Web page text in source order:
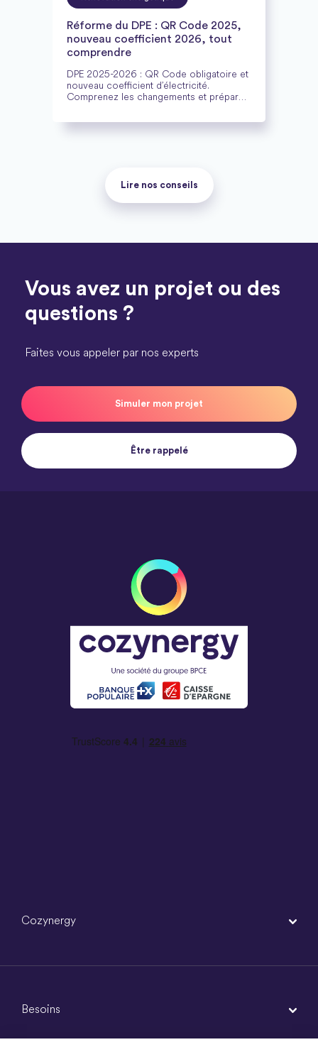
Réforme du DPE : QR Code 2025,
nouveau coefficient 2026, tout
comprendre
DPE 2025-2026 : QR Code obligatoire et
nouveau coefficient d’électricité.
Comprenez les changements et préparez
Lire nos conseils
Vous avez un projet ou des
questions ?
Faites vous appeler par nos experts
Simuler mon projet
Être rappelé
Cozynergy
Besoins